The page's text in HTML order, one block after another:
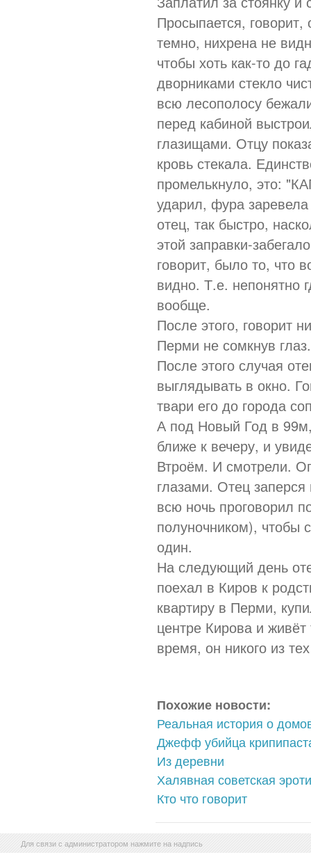
Просыпается, говорит,
темно, нихрена не
чтобы хоть как-то до
дворниками стекло
всю лесополосу
перед кабиной
глазищами. Отцу
кровь стекала.
промелькнуло, это:
ударил, фура
отец, так быстро,
этой заправки-
говорит, было то, что
видно. Т.е. непонятно
вообще.
После этого, говорит
Перми не сомкнув глаз.
После этого случая
выглядывать в окно.
твари его до города
А под Новый Год в
ближе к вечеру, и
Втроём. И смотрели.
глазами. Отец
всю ночь проговорил
полуночником), чтобы
один.
На следующий день
поехал в Киров к
квартиру в Перми,
центре Кирова и живёт
время, он никого из
Похожие новости:
Реальная история о
Джефф убийца
Из деревни
Халявная советская
Кто что говорит
Для связи с администратором нажмите на надпись